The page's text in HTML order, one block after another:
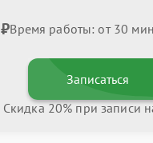
Время работы: от 30 мин
Записаться
Скидка 20% при записи